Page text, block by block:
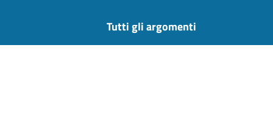
Tutti gli argomenti